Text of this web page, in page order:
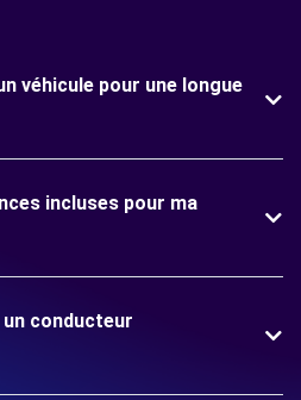
véhicule pour une longue
incluses pour ma
conducteur